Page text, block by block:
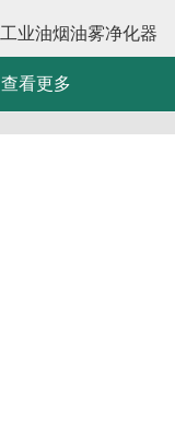
工业油烟油雾净化器
查看更多